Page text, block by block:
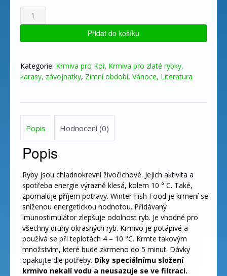
Zimní
krmivo
-
fish
food
Přidat do košíku
Kategorie: Krmiva pro Koi, Krmiva pro zlaté rybky,
karasy, závojnatky, Zimní období, Vánoce, Literatura
Popis Hodnocení (0)
Popis
Ryby jsou chladnokrevní živočichové. Jejich aktivita a
spotřeba energie výrazně klesá, kolem 10 ° C. Také,
zpomaluje příjem potravy. Winter Fish Food je krmení se
sníženou energetickou hodnotou. Přidávaný
imunostimulátor zlepšuje odolnost ryb. Je vhodné pro
všechny druhy okrasných ryb. Krmivo je potápivé a
používá se při teplotách 4 – 10 °C. Krmte takovým
množstvím, které bude zkrmeno do 5 minut. Dávky
opakujte dle potřeby. Díky speciálnímu složení
krmivo nekalí vodu a neusazuje se ve filtraci.